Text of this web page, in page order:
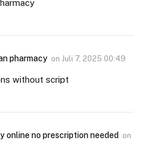
pharmacy on Juli 7, 2025 00:49
without script
online no prescription needed on